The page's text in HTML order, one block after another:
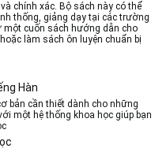
chính xác. Bộ sách này có thể
thống, giảng dạy tại các trường
một cuốn sách hướng dẫn cho
làm sách ôn luyện chuẩn bị
Hàn
bản cần thiết dành cho những
một hệ thống khoa học giúp bạn